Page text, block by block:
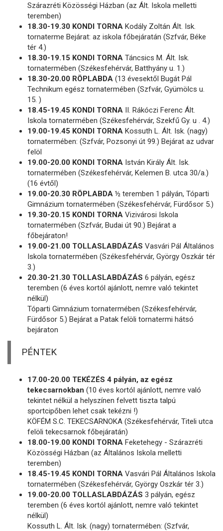
Szárazréti Közösségi Házban (az Ált. Iskola melletti
teremben)
18.30-19.30 KONDI TORNA Kodály Zoltán Ált. Isk.
tornaterme Bejárat: az iskola főbejáratán (Szfvár, Béke
tér 4.)
18.30-19.15 KONDI TORNA Táncsics M. Ált. Isk.
tornatermében (Székesfehérvár, Batthyány u. 1.)
18.30-20.00 RÖPLABDA (13 évesektől Bugát Pál
Technikum egész tornatermében (Szfvár, Gyümölcs u.
15. )
18.45-19.45 KONDI TORNA II. Rákóczi Ferenc Ált.
Iskola tornatermében (Székesfehérvár, Szekfű Gy. u . 4.)
19.00-19.45 KONDI TORNA Kossuth L. Ált. Isk. (nagy)
tornatermében: (Szfvár, Pozsonyi út 99.) Bejárat az udvar
felöl
19.00-20.00 KONDI TORNA István Király Ált. Isk.
tornatermében (Székesfehérvár, Kelemen B. utca 30/a.)
(16 évtől)
19.00-20.30 RÖPLABDA ½ teremben 1 pályán, Tóparti
Gimnázium tornatermében (Székesfehérvár, Fürdősor 5.)
19.30-20.15 KONDI TORNA Vizivárosi Iskola
tornatermében (Szfvár, Budai út 90.) Bejárat a
főbejáraton!
19.00-21.00 TOLLASLABDÁZÁS Vasvári Pál Általános
Iskola tornatermében (Székesfehérvár, György Oszkár tér
3.)
20.30-21.30 TOLLASLABDÁZÁS 6 pályán, egész
teremben (6 éves kortól ajánlott, nemre való tekintet
nélkül)
Tóparti Gimnázium tornatermében (Székesfehérvár,
Fürdősor 5.) Bejárat a Patak felöli tornatermi hátsó
bejáraton
PÉNTEK
17.00-20.00 TEKÉZÉS 4 pályán, az egész
tekecsarnokban (10 éves kortól ajánlott, nemre való
tekintet nélkül a helyszínen felvett tiszta talpú
sportcipőben lehet csak tekézni !)
KÖFÉM S.C. TEKECSARNOKA (Székesfehérvár, Titeli utca
felöli tekecsarnok főbejáratán)
18.00-19.00 KONDI TORNA Feketehegy - Szárazréti
Közösségi Házban (az Általános Iskola melletti
teremben)
18.45-19.45 KONDI TORNA Vasvári Pál Általános Iskola
tornatermében (Székesfehérvár, György Oszkár tér 3.)
19.00-20.00 TOLLASLABDÁZÁS 3 pályán, egész
teremben (6 éves kortól ajánlott, nemre való tekintet
nélkül)
Kossuth L. Ált. Isk. (nagy) tornatermében: (Szfvár,